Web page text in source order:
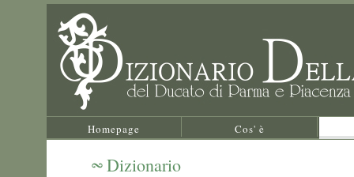
Homepage Cos' è
Dizionario